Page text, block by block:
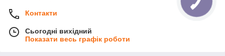
Контакти
Сьогодні вихідний
Показати весь графік роботи